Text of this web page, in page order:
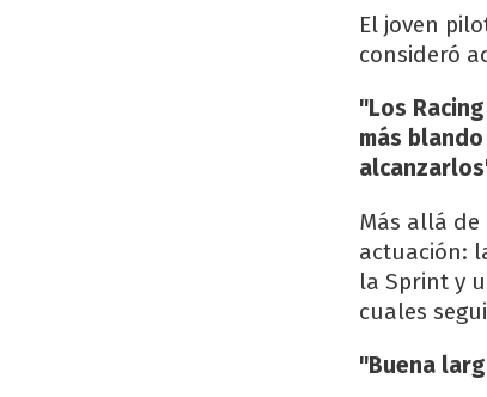
El joven
consideró
"Los
más
Más allá de
actuación:
la Sprint y
cuales
"Buena